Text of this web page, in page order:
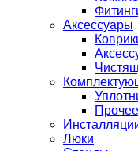
Аксессуары
Прочее
Люки